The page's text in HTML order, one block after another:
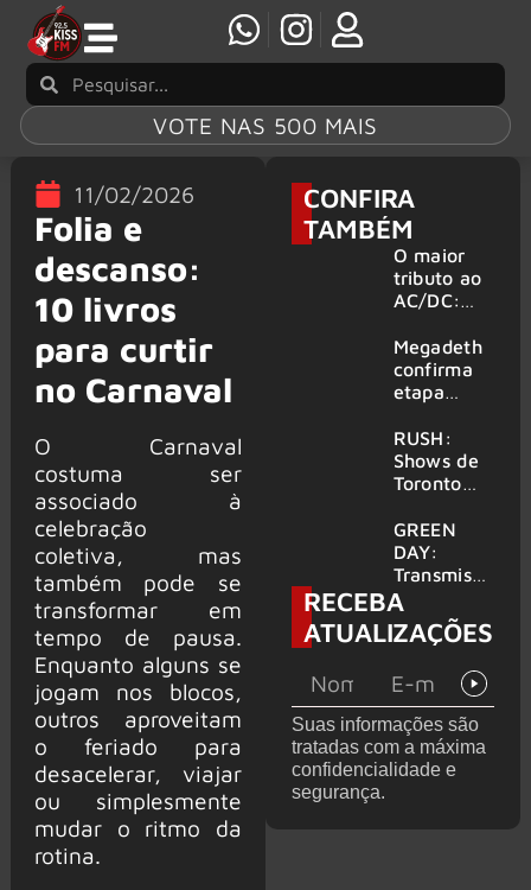
VOTE NAS 500 MAIS
11/02/2026
Folia e
descanso:
10 livros
para curtir
no Carnaval
O Carnaval
costuma ser
associado à
celebração
coletiva, mas
também pode se
transformar em
tempo de pausa.
Enquanto alguns se
jogam nos blocos,
outros aproveitam
o feriado para
desacelerar, viajar
ou simplesmente
mudar o ritmo da
rotina.
CONFIRA
TAMBÉM
O maior
tributo ao
AC/DC:
traz ao
Brasil um
repertório
atravessa
gerações
Megadeth
confirma
etapa
da turnê
de
despedida
RUSH:
Shows de
Toronto
filmados
para
provável
filme
GREEN
DAY:
Transmissã
o 24 horas
‘Green Day
TV’ é
YouTube
RECEBA
ATUALIZAÇÕES
Suas informações são
tratadas com a máxima
confidencialidade e
segurança.